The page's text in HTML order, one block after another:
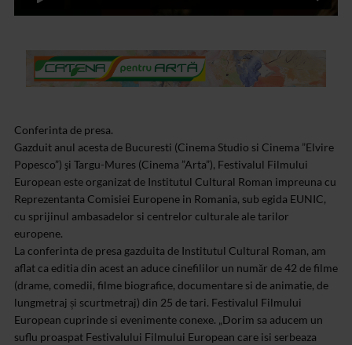
Conferinta de presa.
Gazduit anul acesta de Bucuresti (Cinema Studio si Cinema ”Elvire
Popesco”) şi Targu-Mures (Cinema ”Arta”), Festivalul Filmului
European este organizat de Institutul Cultural Roman impreuna cu
Reprezentanta Comisiei Europene in Romania, sub egida EUNIC,
cu sprijinul ambasadelor si centrelor culturale ale tarilor
europene.
La conferinta de presa gazduita de Institutul Cultural Roman, am
aflat ca editia din acest an aduce cinefililor un număr de 42 de filme
(drame, comedii, filme biografice, documentare si de animatie, de
lungmetraj și scurtmetraj) din 25 de tari. Festivalul Filmului
European cuprinde si evenimente conexe. „Dorim sa aducem un
suflu proaspat Festivalului Filmului European care isi serbeaza